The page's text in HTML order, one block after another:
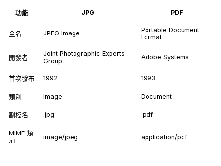
功能 JPG PDF
全名 JPEG Image
Portable Document
Format
開發者
Joint Photographic Experts
Group
Adobe Systems
首次發布 1992 1993
類別 Image Document
副檔名 .jpg .pdf
MIME 類
型
image/jpeg application/pdf